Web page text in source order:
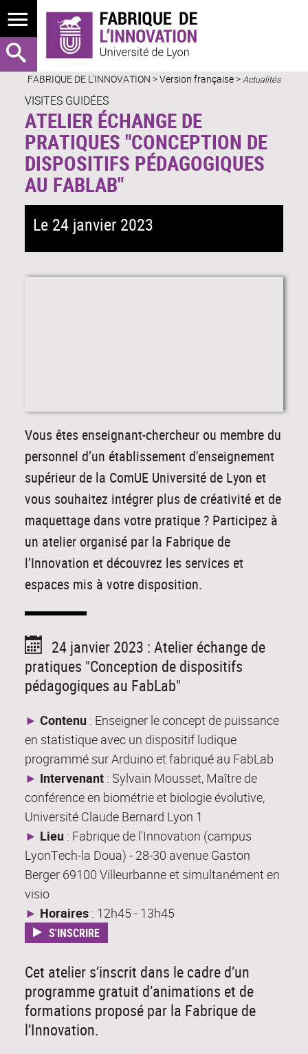
FABRIQUE DE L'INNOVATION >Version française>Actualités
VISITES GUIDÉES
ATELIER ÉCHANGE DE
PRATIQUES "CONCEPTION DE
DISPOSITIFS PÉDAGOGIQUES
AU FABLAB"
Le 24 janvier 2023
Vous êtes enseignant-chercheur ou membre du
personnel d’un établissement d'enseignement
supérieur de la ComUE Université de Lyon et
vous souhaitez intégrer plus de créativité et de
maquettage dans votre pratique ? Participez à
un atelier organisé par la Fabrique de
l’Innovation et découvrez les services et
espaces mis à votre disposition.
24 janvier 2023 : Atelier échange de
pratiques "Conception de dispositifs
pédagogiques au FabLab"
► Contenu : Enseigner le concept de puissance
en statistique avec un dispositif ludique
programmé sur Arduino et fabriqué au FabLab
► Intervenant : Sylvain Mousset, Maître de
conférence en biométrie et biologie évolutive,
Université Claude Bernard Lyon 1
► Lieu : Fabrique de l'Innovation (campus
LyonTech-la Doua) - 28-30 avenue Gaston
Berger 69100 Villeurbanne et simultanément en
visio
► Horaires : 12h45 - 13h45
S'INSCRIRE
Cet atelier s’inscrit dans le cadre d’un
programme gratuit d’animations et de
formations proposé par la Fabrique de
l’Innovation.